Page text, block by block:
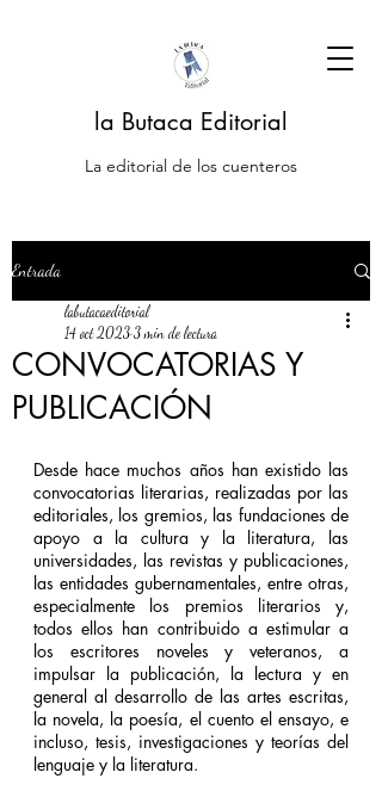
la Butaca Editorial
La editorial de los cuenteros
Entrada
CONVOCATORIAS Y
PUBLICACIÓN
labutacaeditorial
14 oct 2023 3 min de lectura
Desde hace muchos años han existido las
convocatorias literarias, realizadas por las
editoriales, los gremios, las fundaciones de
apoyo a la cultura y la literatura, las
universidades, las revistas y publicaciones,
las entidades gubernamentales, entre otras,
especialmente los premios literarios y,
todos ellos han contribuido a estimular a
los escritores noveles y veteranos, a
impulsar la publicación, la lectura y en
general al desarrollo de las artes escritas,
la novela, la poesía, el cuento el ensayo, e
incluso, tesis, investigaciones y teorías del
lenguaje y la literatura.